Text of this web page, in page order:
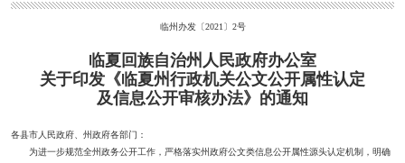
临州办发〔2021〕2号
临夏回族自治州人民政府办公室
关于印发《临夏州行政机关公文公开属性认定
及信息公开审核办法》的通知
各县市人民政府、州政府各部门：
为进一步规范全州政务公开工作，严格落实州政府公文类信息公开属性源头认定机制，明确